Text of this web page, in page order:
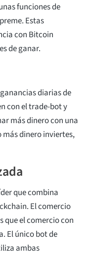
funciones de
Estas
con Bitcoin
de ganar.
diarias de
con el trade-bot y
más dinero con una
más dinero inviertes,
que combina
El comercio
que el comercio con
El único bot de
ambas